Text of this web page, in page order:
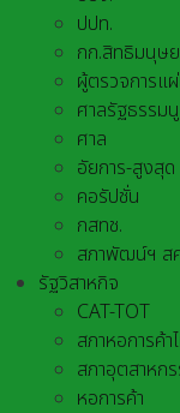
ปปท.
กก.สิทธิมนุษ
ผู้ตรวจการแ
ศาลรัฐธรรม
ศาล
อัยการ-สูงสุด
คอรัปชั่น
กสทช.
สภาพัฒน์ฯ ส
รัฐวิสาหกิจ
CAT-TOT
สภาหอการค้า
สภาอุตสาหก
หอการค้า